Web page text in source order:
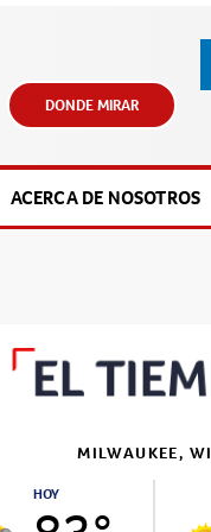
DONDE MIRAR
ACERCA DE NOSOTROS
MILWAUKEE, WI
HOY